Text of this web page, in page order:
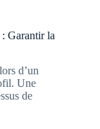
Garantir la
d’un
Une
de